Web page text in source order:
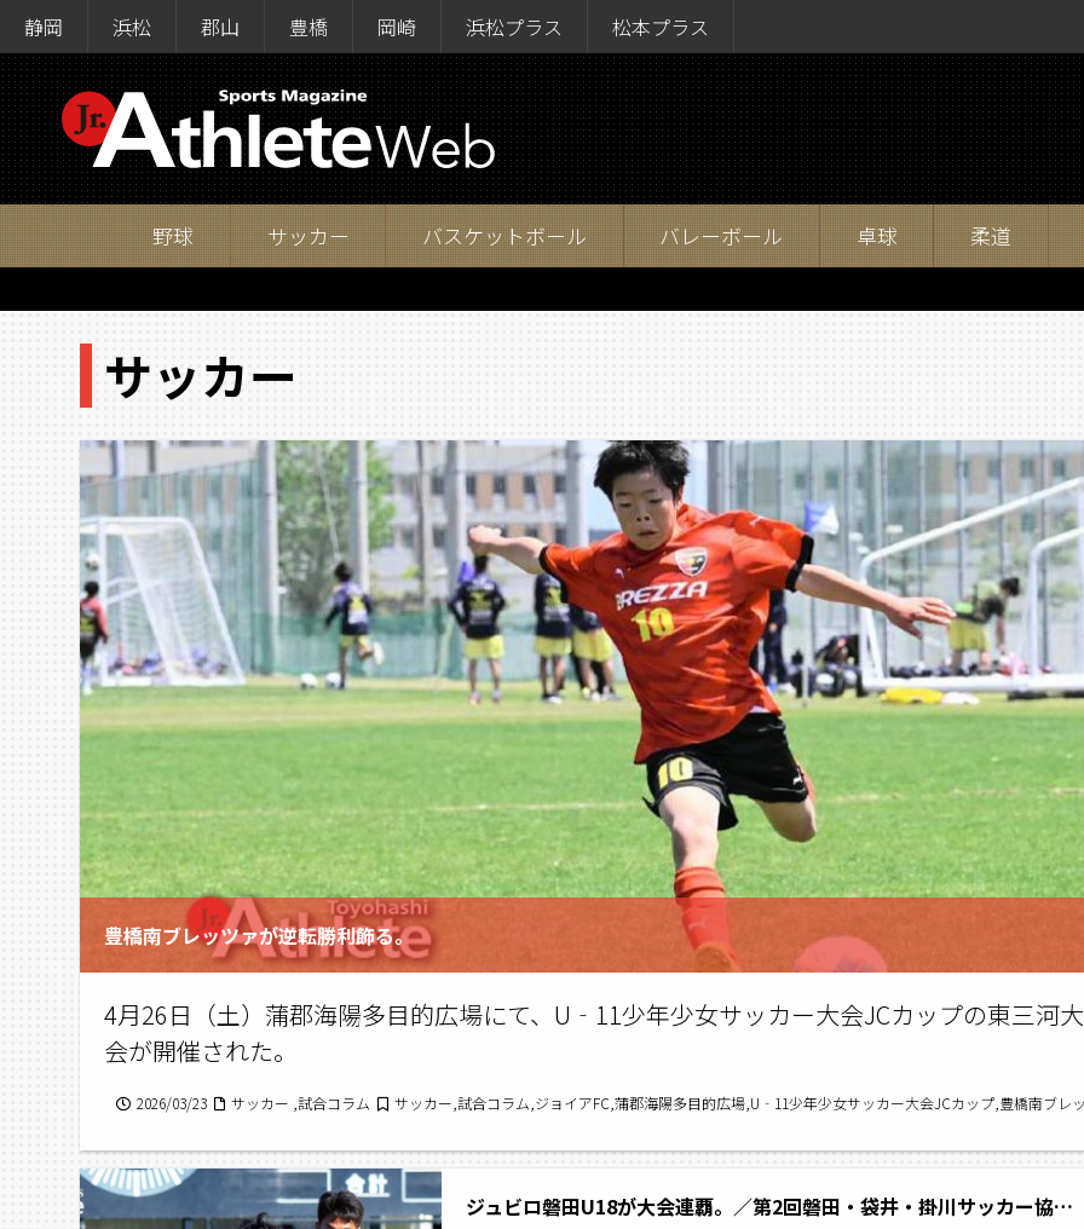
静岡 浜松 郡山 豊橋 岡崎 浜松プラス 松本プラス
野球 サッカー バスケットボール バレーボール 卓球 柔道
サッカー
豊橋南ブレッツァが逆転勝利飾る。
4月26日（土）蒲郡海陽多目的広場にて、U‐11少年少女サッカー大会JCカップの東三河大
会が開催された。
2026/03/23 サッカー ,試合コラム サッカー,試合コラム,ジョイアFC,蒲郡海陽多目的広場,U‐11少年少女サッカー大会JCカップ,豊橋南ブレ
ジュビロ磐田U18が大会連覇。／第2回磐田・袋井・掛川サッカー協会会長杯争奪U-17サッカー大会